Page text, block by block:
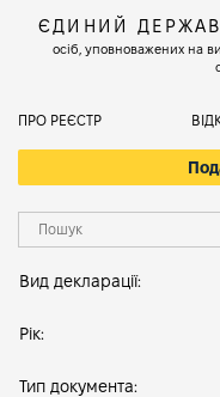
ЄДИНИЙ
осіб, уповноважених на
ПРО РЕЄСТР
Вид декларації:
Рік:
Тип документа: